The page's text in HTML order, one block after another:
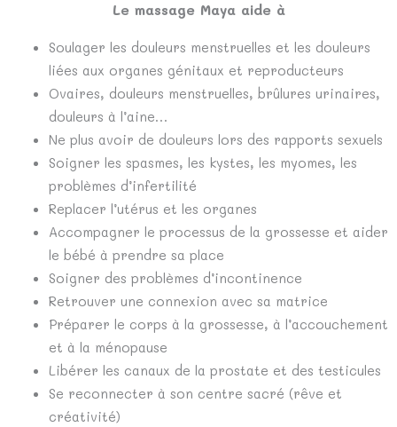
Le massage Maya aide à
Soulager les douleurs menstruelles et les douleurs
liées aux organes génitaux et reproducteurs
Ovaires, douleurs menstruelles, brûlures urinaires,
douleurs à l’aine…
Ne plus avoir de douleurs lors des rapports sexuels
Soigner les spasmes, les kystes, les myomes, les
problèmes d’infertilité
Replacer l’utérus et les organes
Accompagner le processus de la grossesse et aider
le bébé à prendre sa place
Soigner des problèmes d’incontinence
Retrouver une connexion avec sa matrice
Préparer le corps à la grossesse, à l’accouchement
et à la ménopause
Libérer les canaux de la prostate et des testicules
Se reconnecter à son centre sacré (rêve et
créativité)